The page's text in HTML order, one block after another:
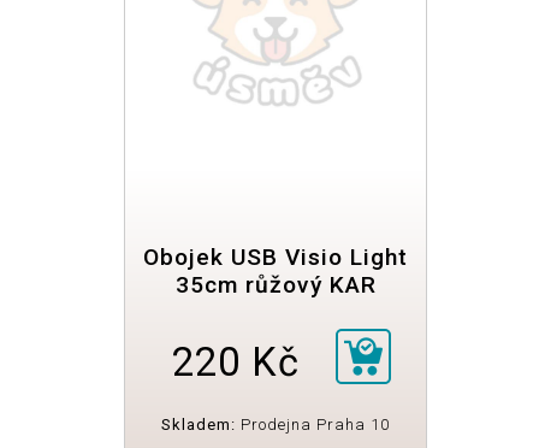
Obojek USB Visio Light
35cm růžový KAR
220 Kč
Skladem: Prodejna Praha 10